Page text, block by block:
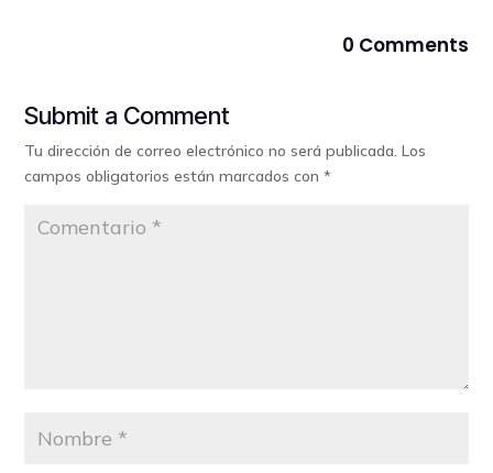
0 Comments
Submit a Comment
Tu dirección de correo electrónico no será publicada. Los
campos obligatorios están marcados con*